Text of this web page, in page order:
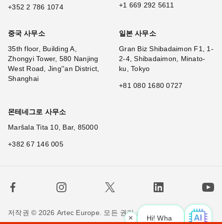
Hi! What is your
×
+352 2 786 1074
+1 669 292 5611
중국 사무소
35th floor, Building A,
Zhongyi Tower, 580 Nanjing
West Road, Jing''an District,
Shanghai
일본 사무소
Gran Biz Shibadaimon F1, 1-
2-4, Shibadaimon, Minato-
ku, Tokyo
+81 080 1680 0727
몬테네그로 사무소
Maršala Tita 10, Bar, 85000
+382 67 146 005
저작권 © 2026 Artec Europe. 모든 권리 소유.